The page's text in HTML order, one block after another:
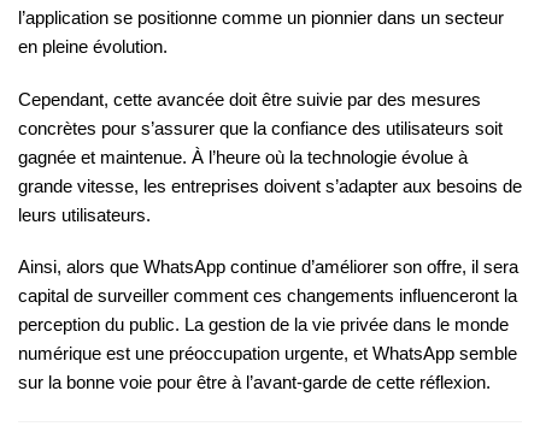
l’application se positionne comme un pionnier dans un secteur
en pleine évolution.
Cependant, cette avancée doit être suivie par des mesures
concrètes pour s’assurer que la confiance des utilisateurs soit
gagnée et maintenue. À l’heure où la technologie évolue à
grande vitesse, les entreprises doivent s’adapter aux besoins de
leurs utilisateurs.
Ainsi, alors que WhatsApp continue d’améliorer son offre, il sera
capital de surveiller comment ces changements influenceront la
perception du public. La gestion de la vie privée dans le monde
numérique est une préoccupation urgente, et WhatsApp semble
sur la bonne voie pour être à l’avant-garde de cette réflexion.